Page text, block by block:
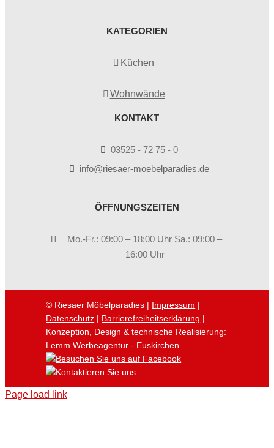
KATEGORIEN
Küchen
Wohnwände
KONTAKT
03525 - 72 75 - 0
info@riesaer-moebelparadies.de
ÖFFNUNGSZEITEN
Mo.-Fr.: 09:00 – 18:00 Uhr Sa.: 09:00 –
16:00 Uhr
© Riesaer Möbelparadies | Impressum |
Datenschutz | Barrierefreiheitserklärung |
Konzeption, Design & technische Realisierung:
Lemm Werbeagentur - Euskirchen
Page load link